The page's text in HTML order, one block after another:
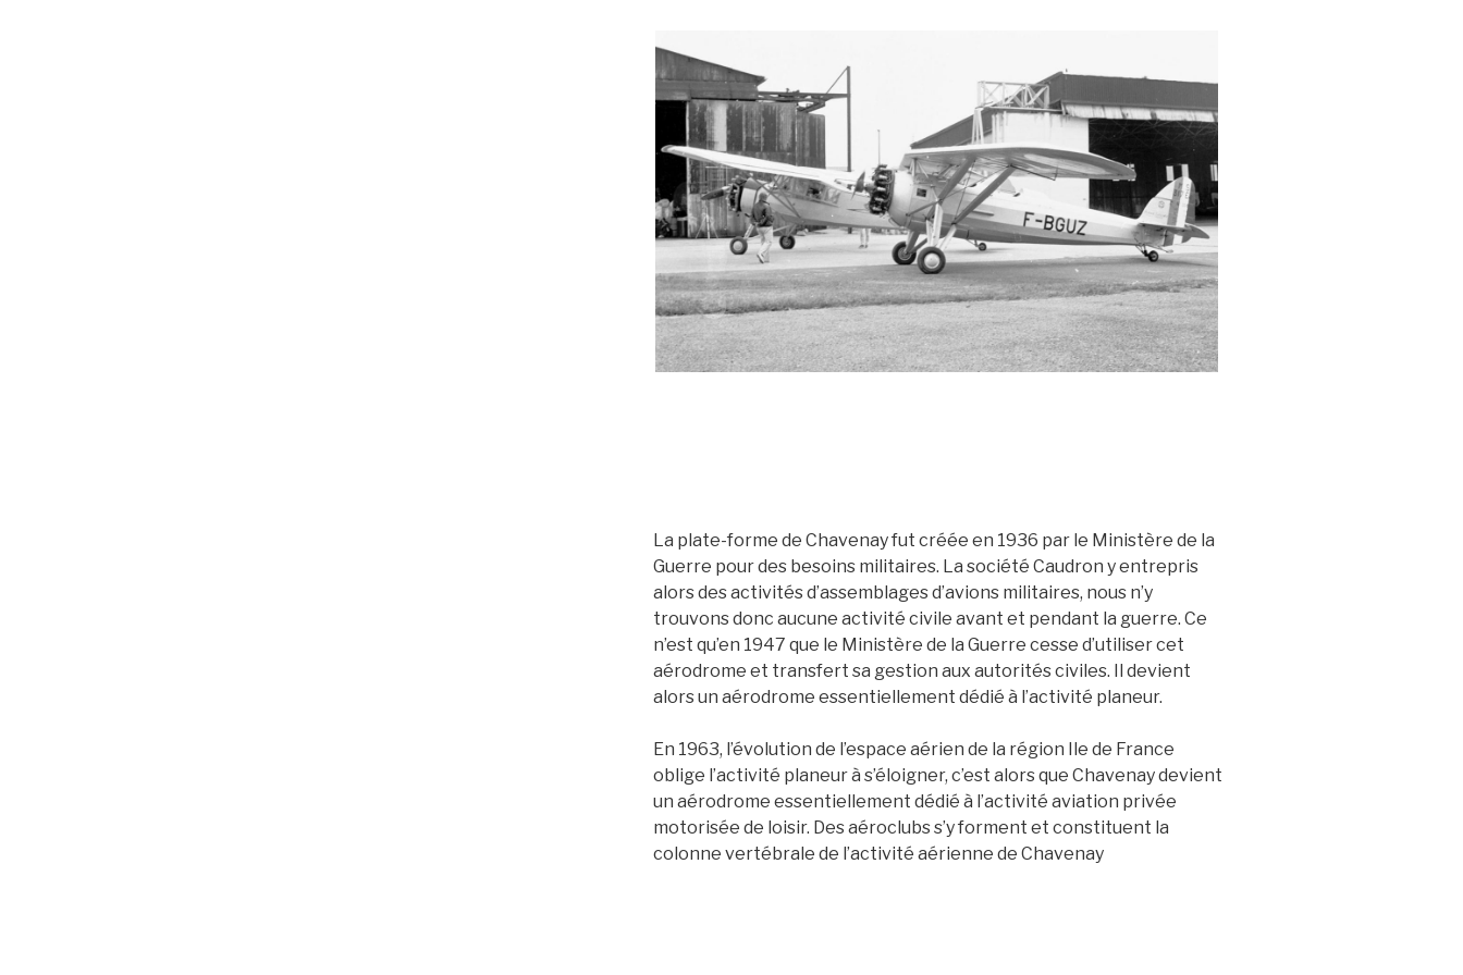
La plate-forme de Chavenay fut créée en 1936 par le Ministère de la
Guerre pour des besoins militaires. La société Caudron y entrepris
alors des activités d’assemblages d’avions militaires, nous n’y
trouvons donc aucune activité civile avant et pendant la guerre. Ce
n’est qu’en 1947 que le Ministère de la Guerre cesse d’utiliser cet
aérodrome et transfert sa gestion aux autorités civiles. Il devient
alors un aérodrome essentiellement dédié à l’activité planeur.
En 1963, l’évolution de l’espace aérien de la région Ile de France
oblige l’activité planeur à s’éloigner, c’est alors que Chavenay devient
un aérodrome essentiellement dédié à l’activité aviation privée
motorisée de loisir. Des aéroclubs s’y forment et constituent la
colonne vertébrale de l’activité aérienne de Chavenay